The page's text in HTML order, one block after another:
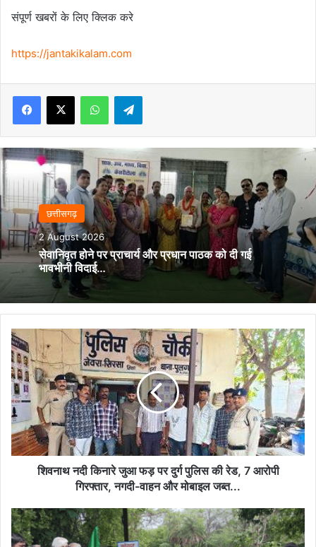
संपूर्ण खबरों के लिए क्लिक करे
https://jantakikalam.com
Facebook
X WhatsAppTelegram
छत्तीसगढ़
2 August 2026
सेवानिवृत होने पर प्राचार्य और प्रधान पाठक को दी गई
भावभीनी विदाई…
शिवनाथ
नदी
किनारे
जुआ
फड़
पर
दुर्ग
पुलिस
की
गिरफ्तार,
नगदी-
वाहन
शिवनाथ नदी किनारे जुआ फड़ पर दुर्ग पुलिस की रेड, 7 आरोपी
गिरफ्तार, नगदी-वाहन और मोबाइल जब्त...
कृषक
कल्याण
वर्ष